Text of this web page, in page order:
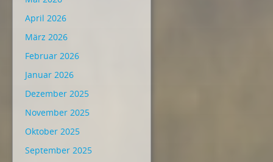
April 2026
März 2026
Februar 2026
Januar 2026
Dezember 2025
November 2025
Oktober 2025
September 2025